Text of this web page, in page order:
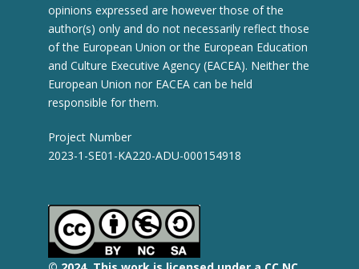
opinions expressed are however those of the
author(s) only and do not necessarily reflect those
of the European Union or the European Education
and Culture Executive Agency (EACEA). Neither the
European Union nor EACEA can be held
responsible for them.
Project Number
2023-1-SE01-KA220-ADU-000154918